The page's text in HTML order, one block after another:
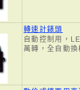
轉速計錶頭
自動控制用，
萬轉，全自動